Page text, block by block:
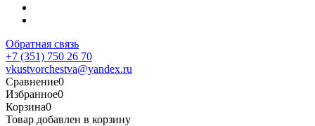
Обратная связь
+7 (351) 750 26 70
vkustvorchestva@yandex.ru
Сравнение0
Избранное0
Корзина0
Товар добавлен в корзину